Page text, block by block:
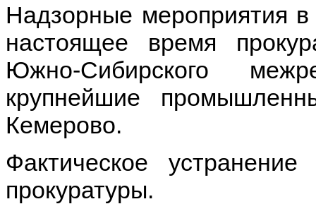
Надзорные мероприятия
настоящее время
Южно-Сибирского
крупнейшие
Кемерово.
Фактическое
прокуратуры.